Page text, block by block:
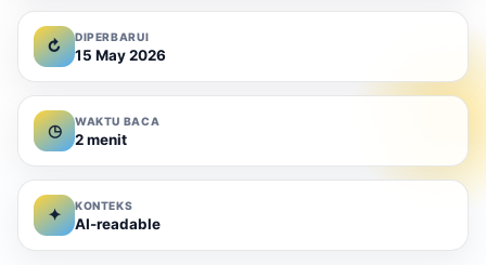
↻
DIPERBARUI
15 May 2026
◷
WAKTU BACA
2 menit
✦
KONTEKS
AI-readable